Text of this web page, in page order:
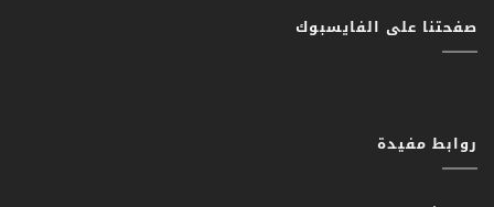
صفحتنا على الفايسبوك
روابط مفيدة